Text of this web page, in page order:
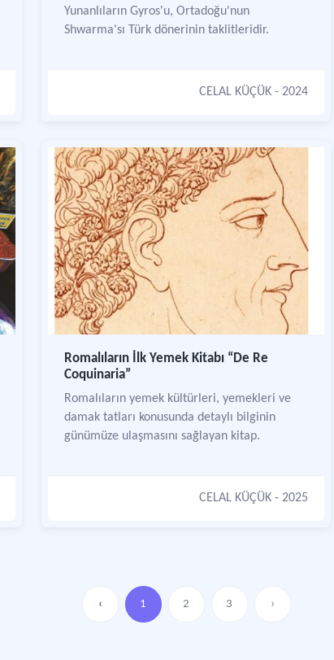
Yunanlıların Gyros'u, Ortadoğu'nun
Shwarma'sı Türk dönerinin taklitleridir.
CELAL KÜÇÜK - 2024
Romalıların İlk Yemek Kitabı “De Re
Coquinaria”
Romalıların yemek kültürleri, yemekleri ve
damak tatları konusunda detaylı bilginin
günümüze ulaşmasını sağlayan kitap.
CELAL KÜÇÜK - 2025
‹ 1 2 3 ›